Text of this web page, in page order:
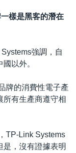
樣是黑客的潛在
強調，自
以外。
牌的消費性電子產
所有生產商遵守相
TP-Link Systems
是，沒有證據表明